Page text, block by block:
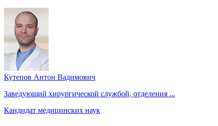
Кутепов Антон Вадимович
Заведующий хирургической службой, отделения ...
Кандидат медицинских наук